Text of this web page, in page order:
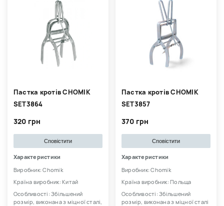
Пастка кротів CHOMIK
SET3864
320 грн
Сповістити
Характеристики
Виробник: Chomik
Країна виробник: Китай
Особливості: Збільшений
розмір, виконана з міцної сталі,
Пастка кротів CHOMIK
SET3857
370 грн
Сповістити
Характеристики
Виробник: Chomik
Країна виробник: Польща
Особливості: Збільшений
розмір, виконана з міцної сталі